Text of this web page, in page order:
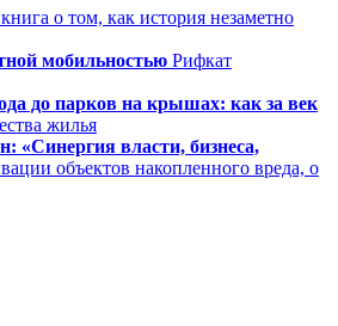
о том, как история незаметно
мобильностью Рифкат
до парков на крышах: как за век
жилья
«Синергия власти, бизнеса,
объектов накопленного вреда, о